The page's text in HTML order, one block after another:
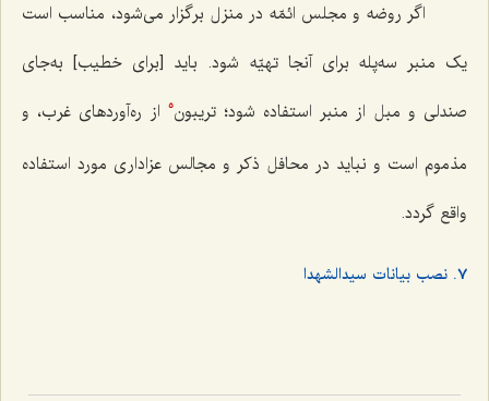
اگر روضه و مجلس ائمّه در منزل برگزار می‌شود، مناسب است
یک منبر سه‌پله برای آنجا تهیّه شود. باید [برای خطیب] به‌جای
صندلی و مبل از منبر استفاده شود؛ تریبون5
از ره‌آوردهای غرب، و
مذموم است و نباید در محافل ذکر و مجالس عزاداری مورد استفاده
واقع گردد.
7. نصب بیانات سیدالشهدا